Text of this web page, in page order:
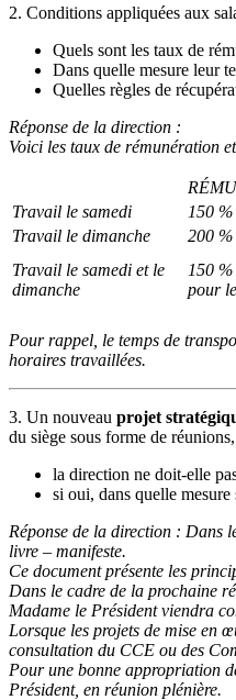
2. Conditions appliquées aux
Quels sont les taux de
Dans quelle mesure leur
Quelles règles de
Réponse de la direction :
Voici les taux de rémunération
Travail le samedi
150
Travail le dimanche
200
Travail le samedi et le
dimanche
150
pour
Pour rappel, le temps de
horaires travaillées.
3. Un nouveau projet
du siège sous forme de
la direction ne doit-elle
si oui, dans quelle
Réponse de la direction : Dans
livre – manifeste.
Ce document présente les
Dans le cadre de la prochaine
Madame le Président viendra
Lorsque les projets de mise en
consultation du CCE ou des
Pour une bonne appropriation
Président, en réunion plénière.